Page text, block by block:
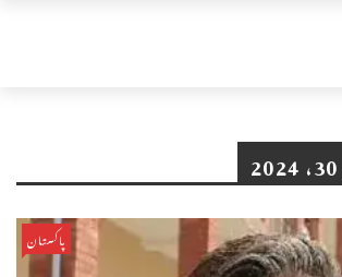
پاکستان